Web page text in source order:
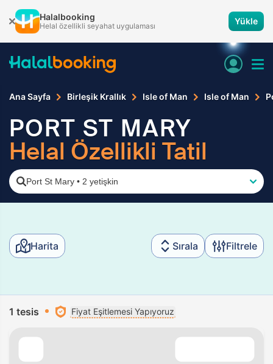
Halalbooking
Helal özellikli seyahat uygulaması Yükle
Ana Sayfa Birleşik Krallık Isle of Man Isle of Man
PORT ST MARY
Helal Özellikli Tatil
Port St Mary • 2 yetişkin
Harita Sırala Filtrele
1 tesis Fiyat Eşitlemesi Yapıyoruz